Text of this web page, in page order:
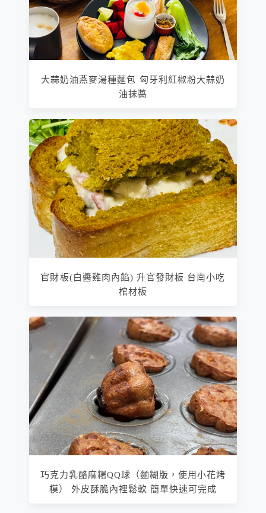
大蒜奶油燕麥湯種麵包 匈牙利紅椒粉大蒜奶
油抹醬
官財板(白醬雞肉內餡) 升官發財板 台南小吃
棺材板
巧克力乳酪麻糬QQ球（麵糊版，使用小花烤
模） 外皮酥脆內裡鬆軟 簡單快速可完成